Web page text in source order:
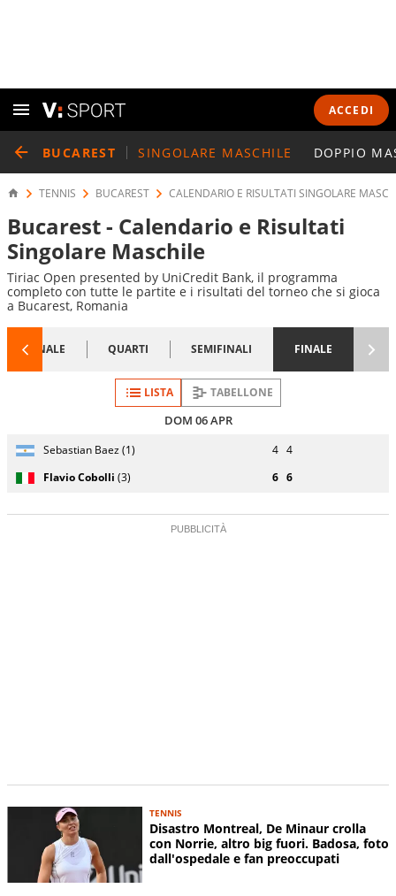
ACCEDI
BUCAREST SINGOLARE MASCHILE DOPPIO
TENNIS BUCAREST CALENDARIO E RISULTATI SINGOLARE
Bucarest - Calendario e Risultati
Singolare Maschile
Tiriac Open presented by UniCredit Bank, il programma
completo con tutte le partite e i risultati del torneo che si gioca
a Bucarest, Romania
1/8 FINALE QUARTI SEMIFINALI FINALE
LISTA TABELLONE
DOM 06 APR
Nazionalità
Giocatore
(posizione
serie)
Sebastian Baez (1) 4 4
Flavio Cobolli (3) 6 6
TENNIS
Disastro Montreal, De Minaur crolla
con Norrie, altro big fuori. Badosa, foto
dall'ospedale e fan preoccupati